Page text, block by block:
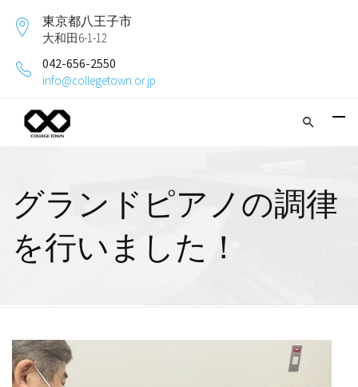
東京都八王子市
大和田6-1-12
042-656-2550
info@collegetown.or.jp
グランドピアノの調律
を行いました！